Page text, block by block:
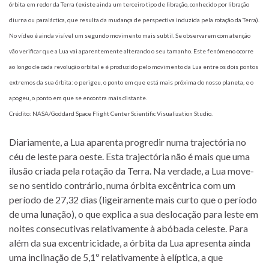
órbita em redor da Terra (existe ainda um terceiro tipo de libração, conhecido por libração
diurna ou paraláctica, que resulta da mudança de perspectiva induzida pela rotação da Terra).
No vídeo é ainda visível um segundo movimento mais subtil. Se observarem com atenção
vão verificar que a Lua vai aparentemente alterando o seu tamanho. Este fenómeno ocorre
ao longo de cada revolução orbital e é produzido pelo movimento da Lua entre os dois pontos
extremos da sua órbita: o perigeu, o ponto em que está mais próxima do nosso planeta, e o
apogeu, o ponto em que se encontra mais distante.
Crédito: NASA/Goddard Space Flight Center Scientific Visualization Studio.
Diariamente, a Lua aparenta progredir numa trajectória no
céu de leste para oeste. Esta trajectória não é mais que uma
ilusão criada pela rotação da Terra. Na verdade, a Lua move-
se no sentido contrário, numa órbita excêntrica com um
período de 27,32 dias (ligeiramente mais curto que o período
de uma lunação), o que explica a sua deslocação para leste em
noites consecutivas relativamente à abóbada celeste. Para
além da sua excentricidade, a órbita da Lua apresenta ainda
uma inclinação de 5,1º relativamente à elíptica, a que